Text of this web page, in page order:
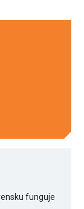
funguje